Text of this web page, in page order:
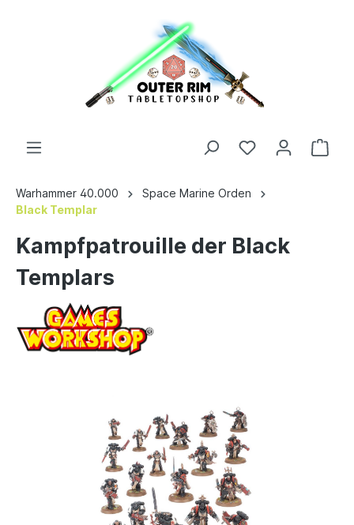
Warhammer 40.000
Space Marine Orden
Black Templar
Kampfpatrouille der Black
Templars